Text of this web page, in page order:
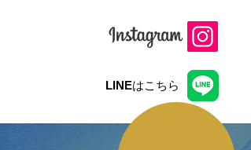
LINEはこちら